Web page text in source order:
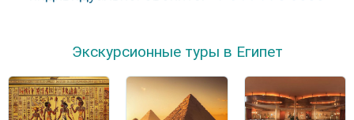
Экскурсионные туры в Египет